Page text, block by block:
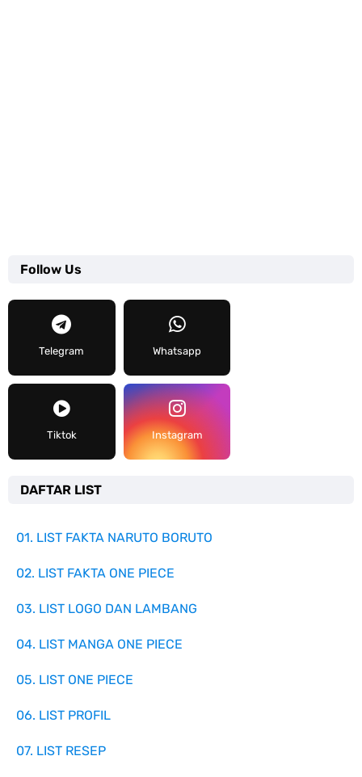
Follow Us
Telegram Whatsapp
Tiktok Instagram
DAFTAR LIST
01. LIST FAKTA NARUTO BORUTO
02. LIST FAKTA ONE PIECE
03. LIST LOGO DAN LAMBANG
04. LIST MANGA ONE PIECE
05. LIST ONE PIECE
06. LIST PROFIL
07. LIST RESEP